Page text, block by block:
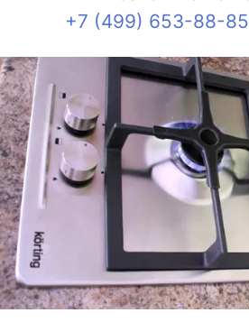
+7 (499) 653-88-85